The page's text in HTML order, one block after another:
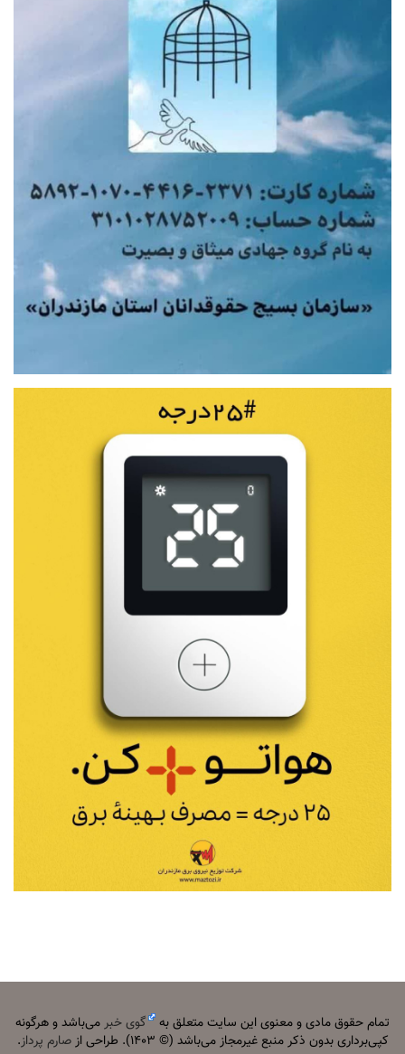
تمام حقوق مادی و معنوی این سایت متعلق به گوی خبرمی‌باشد و هرگونه
کپی‌برداری بدون ذکر منبع غیرمجاز می‌باشد (© ۱۴۰۳). طراحی از
صارم پرداز.